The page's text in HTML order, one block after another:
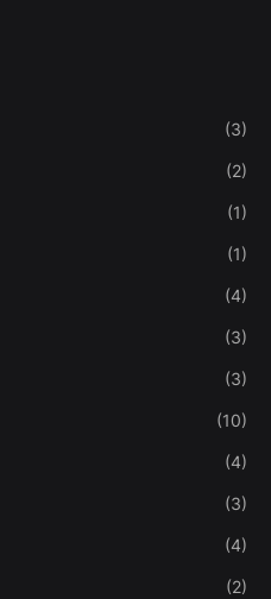
(3)
(2)
(1)
(1)
(4)
(3)
(3)
(10)
(4)
(3)
(4)
(2)